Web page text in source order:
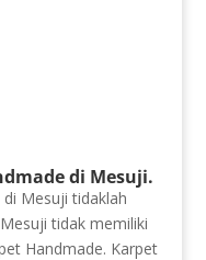
di Mesuji.
Mesuji tidaklah
tidak memiliki
Handmade. Karpet